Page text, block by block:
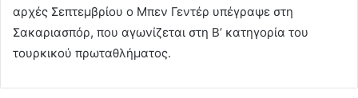
αρχές Σεπτεμβρίου ο Μπεν Γεντέρ υπέγραψε στη
Σακαριασπόρ, που αγωνίζεται στη Β’ κατηγορία του
τουρκικού πρωταθλήματος.